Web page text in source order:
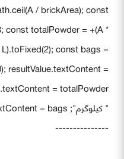
/ brickArea); const
const totalPowder = +(A *
const bags =
resultValue.textContent =
---------------